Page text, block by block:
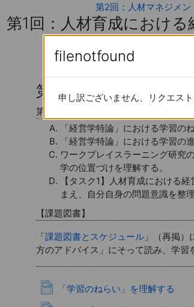
第2回：人材マネジメ
第1回：人材育成におけ
置
第1回：人材育成における
第1回講義
第1回の学習内容
「経営学特論」における学習の
「経営学特論」における学習の
ワークプレイスラーニング研究
学の位置づけを理解する。
【タスク1】人材育成における
まえ、自分自身の問題意識を整
【課題図書】
「課題図書とスケジュール 」（再掲
方のアドバイス」にそって読み、学習
「学習のねらい」を理解する
ページ
filenotfound
申し訳ございません、リクエス
filenotfound
申し訳ございません、リクエス